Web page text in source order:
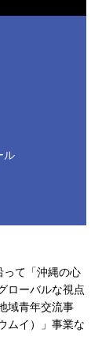
ル
って「沖縄の心
ローバルな視点
域青年交流事
ムイ）」事業な